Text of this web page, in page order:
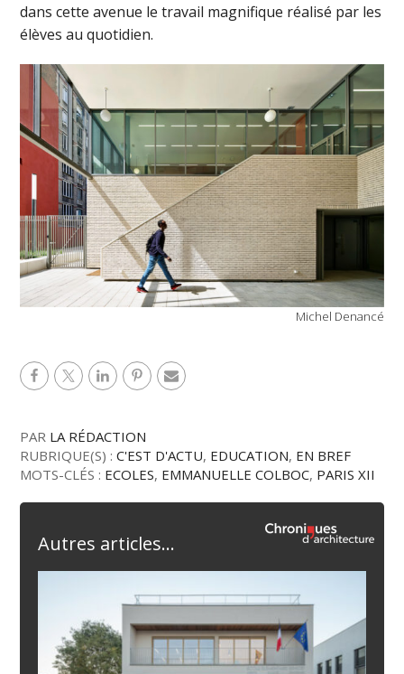
dans cette avenue le travail magnifique réalisé par les
élèves au quotidien.
Michel Denancé
PAR LA RÉDACTION
RUBRIQUE(S) :C'EST D'ACTU, EDUCATION, EN BREF
MOTS-CLÉS : ECOLES, EMMANUELLE COLBOC, PARIS XII
Autres articles...